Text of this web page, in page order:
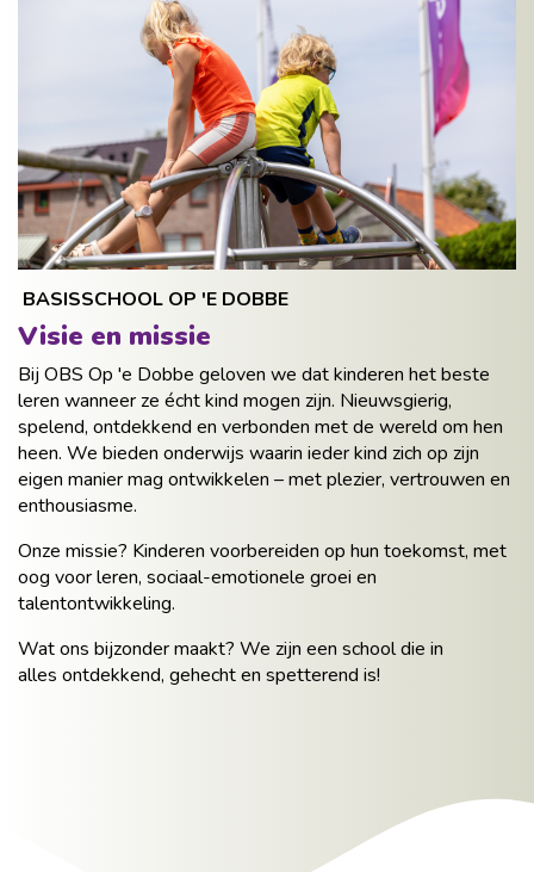
BASISSCHOOL OP 'E DOBBE
Visie en missie
Bij OBS Op 'e Dobbe geloven we dat kinderen het beste
leren wanneer ze écht kind mogen zijn. Nieuwsgierig,
spelend, ontdekkend en verbonden met de wereld om hen
heen. We bieden onderwijs waarin ieder kind zich op zijn
eigen manier mag ontwikkelen – met plezier, vertrouwen en
enthousiasme.
Onze missie? Kinderen voorbereiden op hun toekomst, met
oog voor leren, sociaal-emotionele groei en
talentontwikkeling.
Wat ons bijzonder maakt? We zijn een school die in
alles ontdekkend, gehecht en spetterend is!